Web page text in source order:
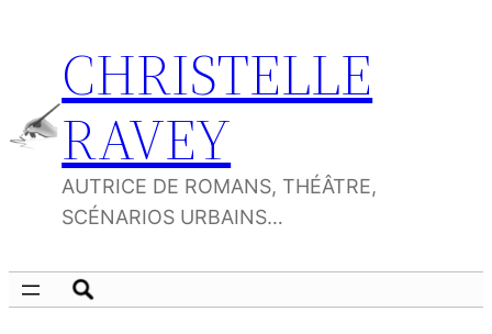
contenuCHRISTELLE
RAVEY
AUTRICE DE ROMANS, THÉÂTRE,
SCÉNARIOS URBAINS…